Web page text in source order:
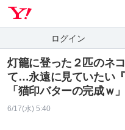
ログイン
灯籠に登った２匹のネ
て…永遠に見ていたい
「猫印バターの完成ｗ
6/17(水) 5:40